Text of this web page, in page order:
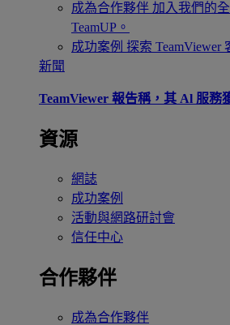
成為合作夥伴 加入我們的
TeamUP。
成功案例 探索 TeamViewer
新聞
TeamViewer 報告稱，其 Al 服務
資源
網誌
成功案例
活動與網路研討會
信任中心
合作夥伴
成為合作夥伴